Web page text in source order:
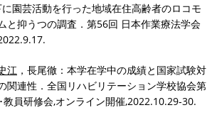
園芸活動を行った地域在住高齢者のロコモ
と抑うつの調査．第56回 日本作業療法学会
江 ，長尾徹：本学在学中の成績と国家試験対
関連性．全国リハビリテーション学校協会第
員研修会,オンライン開催,2022.10.29-30.